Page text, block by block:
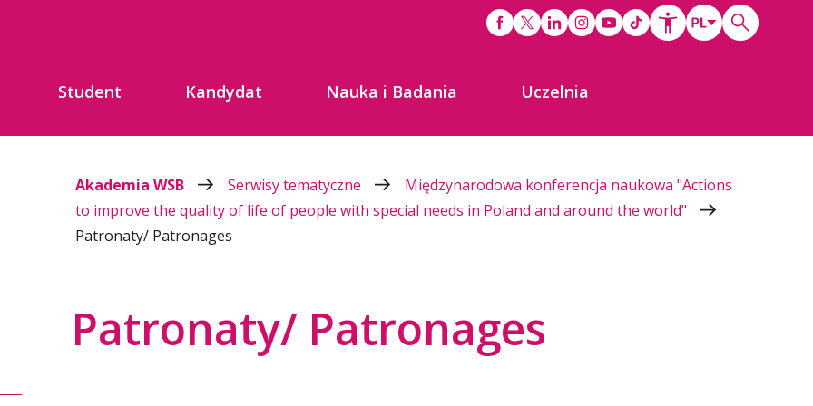
Student Kandydat Nauka i Badania Uczelnia
Akademia WSB Serwisy tematyczne
Międzynarodowa konferencja naukowa "Actions
to improve the quality of life of people with special needs in Poland and around the world"
Patronaty/ Patronages
Patronaty/ Patronages